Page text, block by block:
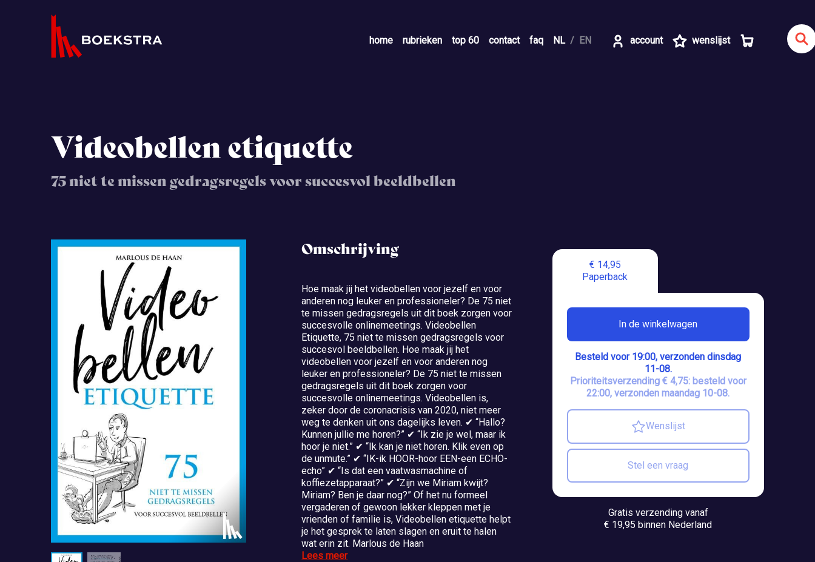
home rubrieken top 60 contact faq NL EN account wenslijst
Videobellen etiquette
75 niet te missen gedragsregels voor succesvol beeldbellen
Omschrijving
Hoe maak jij het videobellen voor jezelf en voor
anderen nog leuker en professioneler? De 75 niet
te missen gedragsregels uit dit boek zorgen voor
succesvolle onlinemeetings. Videobellen
Etiquette, 75 niet te missen gedragsregels voor
succesvol beeldbellen. Hoe maak jij het
videobellen voor jezelf en voor anderen nog
leuker en professioneler? De 75 niet te missen
gedragsregels uit dit boek zorgen voor
succesvolle onlinemeetings. Videobellen is,
zeker door de coronacrisis van 2020, niet meer
weg te denken uit ons dagelijks leven. ✔ “Hallo?
Kunnen jullie me horen?” ✔ “Ik zie je wel, maar ik
hoor je niet.” ✔ “Ik kan je niet horen. Klik even op
de unmute.” ✔ “IK-ik HOOR-hoor EEN-een ECHO-
echo” ✔ “Is dat een vaatwasmachine of
koffiezetapparaat?” ✔ “Zijn we Miriam kwijt?
Miriam? Ben je daar nog?” Of het nu formeel
vergaderen of gewoon lekker kleppen met je
vrienden of familie is, Videobellen etiquette helpt
je het gesprek te laten slagen en eruit te halen
wat erin zit. Marlous de Haan
Lees meer
€ 14,95
Paperback
In de winkelwagen
Besteld voor 19:00, verzonden dinsdag
11-08.
Prioriteitsverzending € 4,75: besteld voor
22:00, verzonden maandag 10-08.
Wenslijst
Stel een vraag
Gratis verzending vanaf
€ 19,95 binnen Nederland